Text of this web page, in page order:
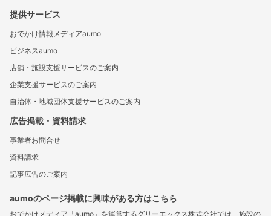
提供サービス
おでかけ情報メディアaumo
ビジネスaumo
店舗・施設支援サービスのご案内
企業支援サービスのご案内
自治体・地域団体支援サービスのご案内
広告掲載・資料請求
事業者お問合せ
資料請求
記事広告のご案内
aumoのページ掲載に興味がある方はこちら
おでかけメディア「aumo」を運営するグリーエックス株式会社では、施設の